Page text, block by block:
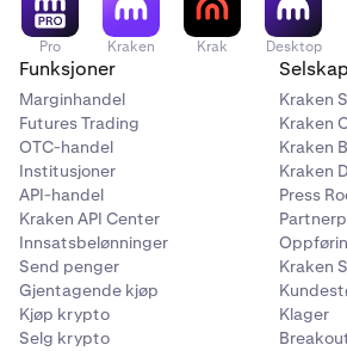
Ikke tilgjengelig for kunder i
og USA
Pro Kraken Krak Desktop
Funksjoner
Marginhandel
Futures Trading
OTC-handel
Institusjoner
API-handel
Kraken API Center
Innsatsbelønninger
Send penger
Gjentagende kjøp
Kjøp krypto
Selg krypto
Selskap
Kraken
Kraken
Kraken
Kraken
Press
Kraken
Klager